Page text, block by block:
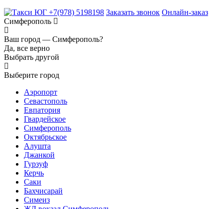
+7(978) 5198198 Заказать звонок Онлайн-заказ
Симферополь
Ваш город — Симферополь?
Да, все верно
Выбрать другой
Выберите город
Аэропорт
Севастополь
Евпатория
Гвардейское
Симферополь
Октябрьское
Алушта
Джанкой
Гурзуф
Керчь
Саки
Бахчисарай
Симеиз